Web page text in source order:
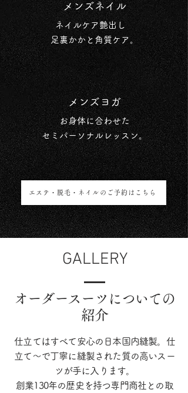
メンズネイル
ネイルケア艶出し
足裏かかと角質ケア。
メンズヨガ
お身体に合わせた
セミパーソナルレッスン。
エステ・脱毛・ネイルのご予約はこちら
GALLERY
オーダースーツについての
紹介
仕立てはすべて安心の日本国内縫製。仕
立て〜で丁寧に縫製された質の高いスー
ツが手に入ります。
創業130年の歴史を持つ専門商社との取